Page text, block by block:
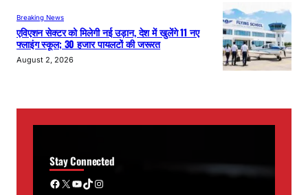
Breaking News
एविएशन सेक्टर को मिलेगी नई उड़ान, देश में खुलेंगे 11 नए
फ्लाइंग स्कूल; 30 हजार पायलटों की जरूरत
August 2, 2026
Stay Connected
Facebook X YouTube TikTok Instagram